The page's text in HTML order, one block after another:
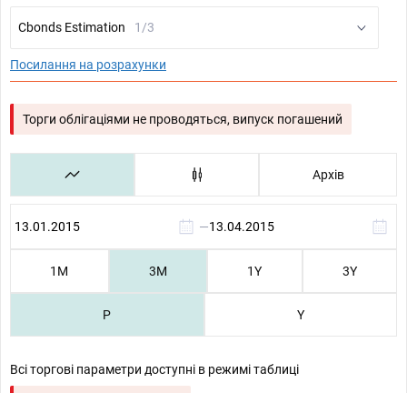
Cbonds Estimation 1/3
Посилання на розрахунки
Торги облігаціями не проводяться, випуск погашений
Архів
—
1М 3М 1Y 3Y
P Y
Всі торгові параметри доступні в режимі таблиці